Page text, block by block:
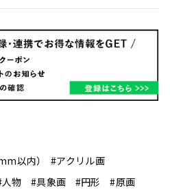
以内）
#アクリル画
物 #具象画 #円形
#原画